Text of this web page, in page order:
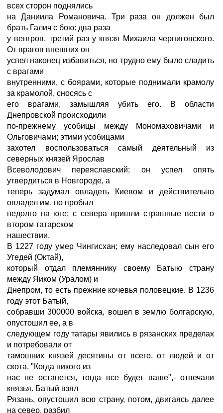
всех сторон поднялись
на Даниила Романовича. Три раза он должен был
брать Галич с бою: два раза
у венгров, третий раз у князя Михаила черниговского.
От врагов внешних он
успел наконец избавиться, но трудно ему было сладить
с врагами
внутренними, с боярами, которые поднимали крамолу
за крамолой, сносясь с
его врагами, замышляя убить его. В области
Днепровской происходили
по-прежнему усобицы между Мономаховичами и
Ольговичами; этими усобицами
захотел воспользоваться самый деятельный из
северных князей Ярослав
Всеволодович переяславский; он успел опять
утвердиться в Новгороде, а
теперь задумал овладеть Киевом и действительно
овладел им, но пробыл
недолго на юге: с севера пришли страшные вести о
втором татарском
нашествии.
В 1227 году умер Чингисхан; ему наследовал сын его
Угедей (Октай),
который отдал племяннику своему Батыю страну
между Яиком (Уралом) и
Днепром, то есть прежние кочевья половецкие. В 1236
году этот Батый,
собравши 300000 войска, вошел в землю болгарскую,
опустошил ее, а в
следующем году татары явились в рязанских пределах
и потребовали от
тамошних князей десятины от всего, от людей и от
скота. "Когда никого из
нас не останется, тогда все будет ваше",- отвечали
князья. Батый взял
Рязань, опустошил всю страну, потом, двигаясь далее
на север, разбил